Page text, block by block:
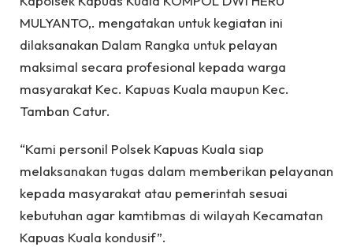
MULYANTO,. mengatakan untuk kegiatan ini
dilaksanakan Dalam Rangka untuk pelayan
maksimal secara profesional kepada warga
masyarakat Kec. Kapuas Kuala maupun Kec.
Tamban Catur.
“Kami personil Polsek Kapuas Kuala siap
melaksanakan tugas dalam memberikan pelayanan
kepada masyarakat atau pemerintah sesuai
kebutuhan agar kamtibmas di wilayah Kecamatan
Kapuas Kuala kondusif”.